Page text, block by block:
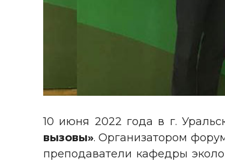
10 июня 2022 года в г.
вызовы». Организатором
преподаватели кафедры